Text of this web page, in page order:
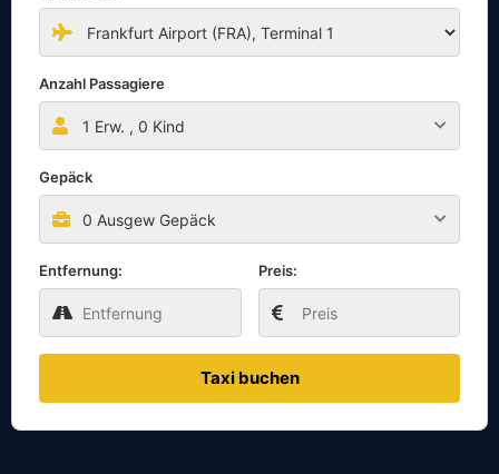
Anzahl Passagiere
1 Erw. , 0 Kind
Gepäck
0 Ausgew Gepäck
Entfernung: Preis:
Taxi buchen